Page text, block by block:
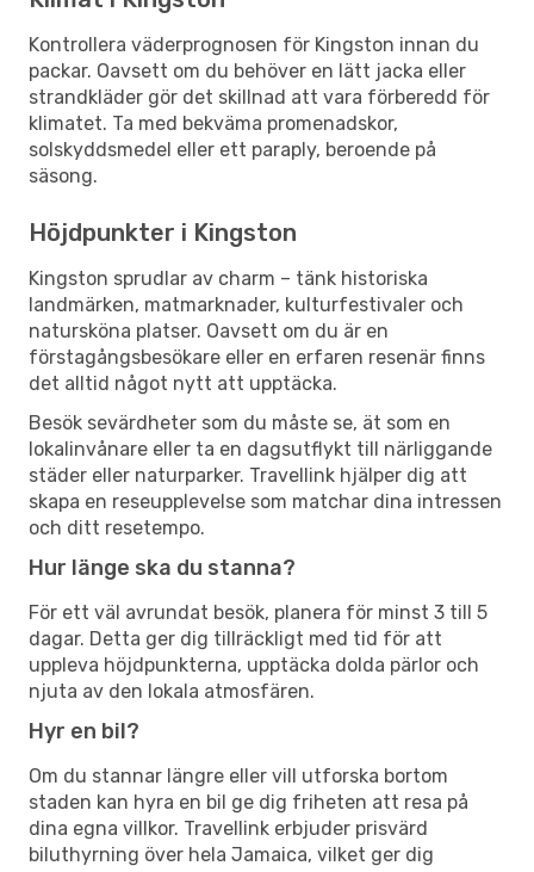
Kontrollera väderprognosen för Kingston innan du
packar. Oavsett om du behöver en lätt jacka eller
strandkläder gör det skillnad att vara förberedd för
klimatet. Ta med bekväma promenadskor,
solskyddsmedel eller ett paraply, beroende på
säsong.
Höjdpunkter i Kingston
Kingston sprudlar av charm – tänk historiska
landmärken, matmarknader, kulturfestivaler och
natursköna platser. Oavsett om du är en
förstagångsbesökare eller en erfaren resenär finns
det alltid något nytt att upptäcka.
Besök sevärdheter som du måste se, ät som en
lokalinvånare eller ta en dagsutflykt till närliggande
städer eller naturparker. Travellink hjälper dig att
skapa en reseupplevelse som matchar dina intressen
och ditt resetempo.
Hur länge ska du stanna?
För ett väl avrundat besök, planera för minst 3 till 5
dagar. Detta ger dig tillräckligt med tid för att
uppleva höjdpunkterna, upptäcka dolda pärlor och
njuta av den lokala atmosfären.
Hyr en bil?
Om du stannar längre eller vill utforska bortom
staden kan hyra en bil ge dig friheten att resa på
dina egna villkor. Travellink erbjuder prisvärd
biluthyrning över hela Jamaica, vilket ger dig